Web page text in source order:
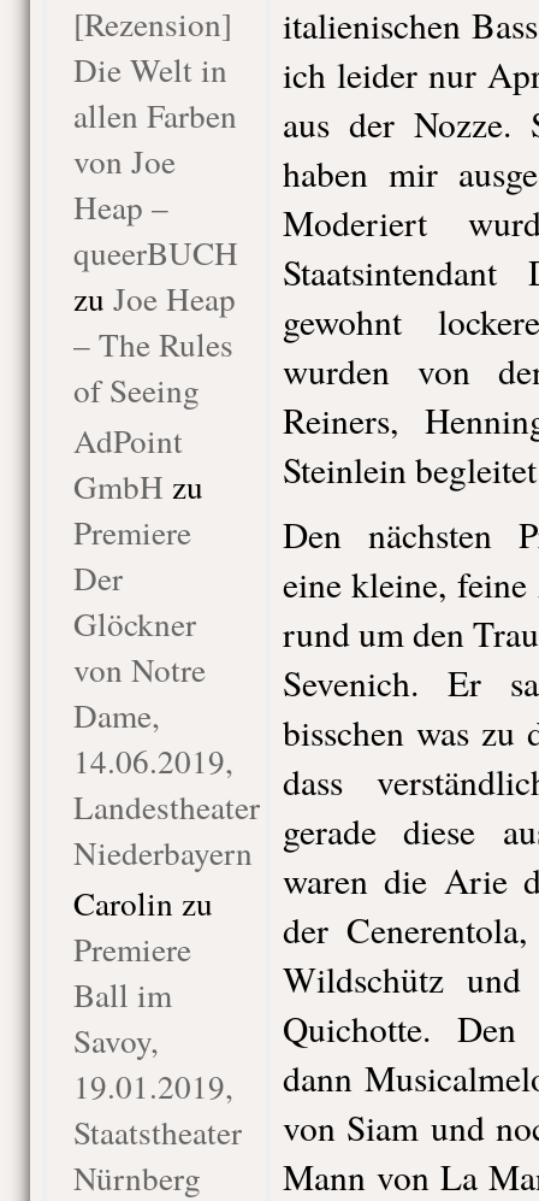
[Rezension]
Die Welt in
allen Farben
von Joe
Heap –
queerBUCH
zu Joe Heap
– The Rules
of Seeing
AdPoint
GmbH zu
Premiere
Der
Glöckner
von Notre
Dame,
14.06.2019,
Landestheater
Niederbayern
Carolin zu
Premiere
Ball im
Savoy,
19.01.2019,
Staatstheater
Nürnberg
italienischen
ich leider nur
aus der Nozze.
haben mir
Moderiert
gewohnt
wurden von
Reiners,
Steinlein
Den nächsten
eine kleine,
rund um den
Sevenich. Er
bisschen was zu
dass
gerade diese
waren die Arie
der
Wildschütz
Quichotte.
dann
von Siam und
Mann von La